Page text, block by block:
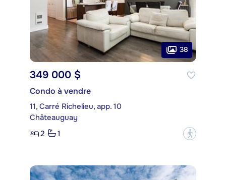
38
349 000 $
Condo à vendre
11, Carré Richelieu, app. 10
Châteauguay
2
1 ?